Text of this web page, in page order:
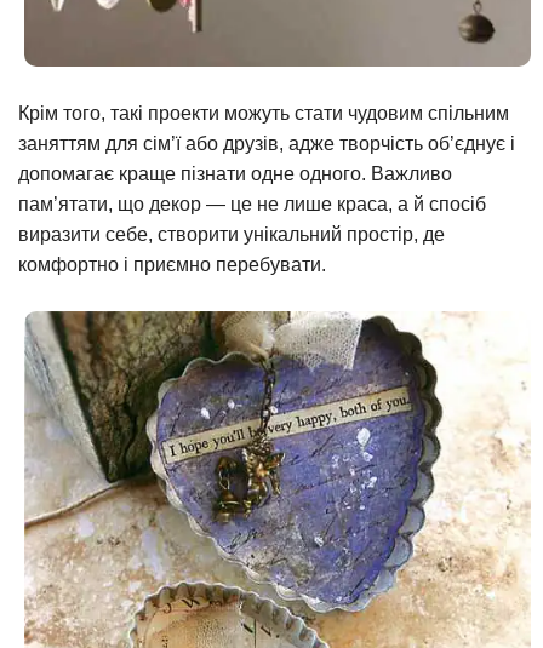
Крім того, такі проекти можуть стати чудовим спільним
заняттям для сім’ї або друзів, адже творчість об’єднує і
допомагає краще пізнати одне одного. Важливо
пам’ятати, що декор — це не лише краса, а й спосіб
виразити себе, створити унікальний простір, де
комфортно і приємно перебувати.